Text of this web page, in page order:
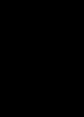
Next-
Order